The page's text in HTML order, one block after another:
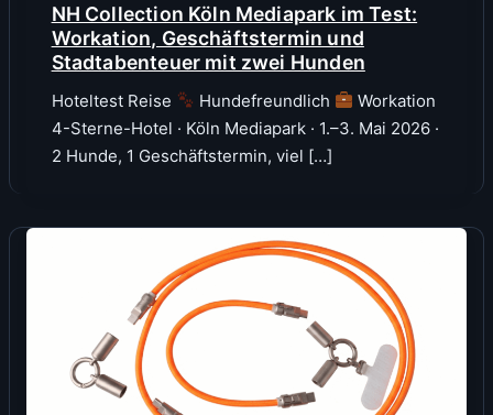
NH Collection Köln Mediapark im Test:
Workation, Geschäftstermin und
Stadtabenteuer mit zwei Hunden
Hoteltest Reise Hundefreundlich
Workation
4-Sterne-Hotel · Köln Mediapark · 1.–3. Mai 2026 ·
2 Hunde, 1 Geschäftstermin, viel […]